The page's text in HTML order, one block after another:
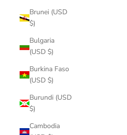
Brunei (USD
$)
Bulgaria
(USD $)
Burkina Faso
(USD $)
Burundi (USD
$)
Cambodia